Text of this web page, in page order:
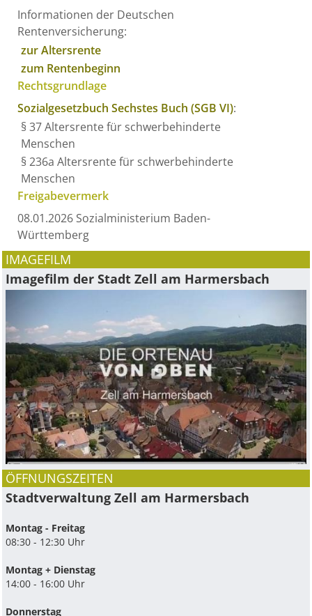
Informationen der Deutschen
Rentenversicherung:
zur Altersrente
zum Rentenbeginn
Rechtsgrundlage
Sozialgesetzbuch Sechstes Buch (SGB VI):
§ 37 Altersrente für schwerbehinderte
Menschen
§ 236a Altersrente für schwerbehinderte
Menschen
Freigabevermerk
08.01.2026 Sozialministerium Baden-
Württemberg
IMAGEFILM
Imagefilm der Stadt Zell am Harmersbach
ÖFFNUNGSZEITEN
Stadtverwaltung Zell am Harmersbach
Montag - Freitag
08:30 - 12:30 Uhr
Montag + Dienstag
14:00 - 16:00 Uhr
Donnerstag